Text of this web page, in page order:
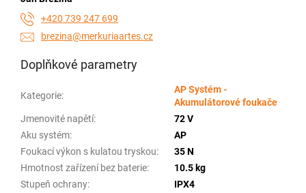
+420 739 247 699
brezina@merkuriaartes.cz
Doplňkové parametry
Kategorie:
AP Systém -
Akumulátorové foukače
Jmenovité napětí:
72 V
Aku systém:
AP
Foukací výkon s kulatou tryskou:
35 N
Hmotnost zařízení bez baterie:
10.5 kg
Stupeň ochrany:
IPX4